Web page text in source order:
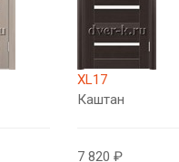
XL17
Каштан
7 820 ₽